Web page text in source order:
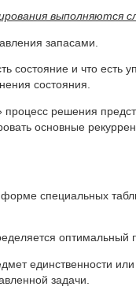
выполняются
запасами.
состояние и что есть
состояния.
процесс решения
основные
специальных
оптимальный
единственности
задачи.